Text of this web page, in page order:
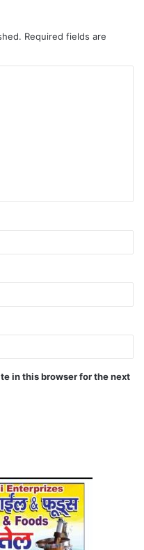
Required fields are
in this browser for the next